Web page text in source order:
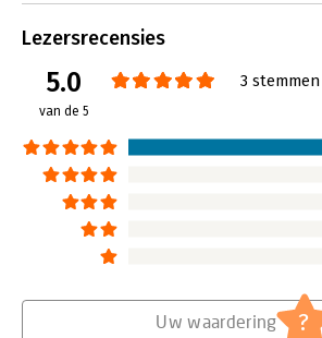
voor, taal maken.
Lezersrecensies
5.0
van de 5
3 stemmen
Uw waardering ?